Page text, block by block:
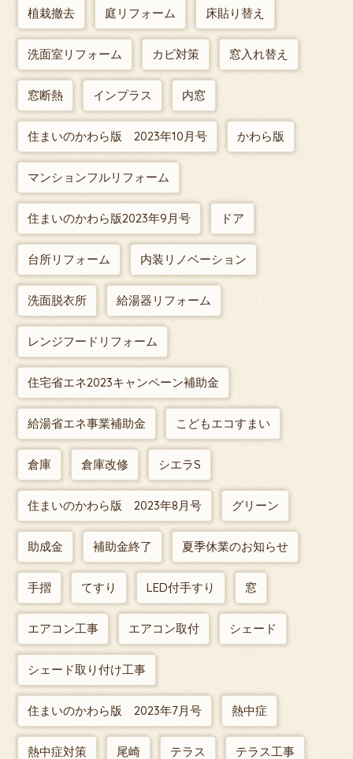
植栽撤去 庭リフォーム 床貼り替え
洗面室リフォーム カビ対策 窓入れ替え
窓断熱 インプラス 内窓
住まいのかわら版 2023年10月号 かわら版
マンションフルリフォーム
住まいのかわら版2023年9月号 ドア
台所リフォーム 内装リノベーション
洗面脱衣所 給湯器リフォーム
レンジフードリフォーム
住宅省エネ2023キャンペーン補助金
給湯省エネ事業補助金 こどもエコすまい
倉庫 倉庫改修 シエラS
住まいのかわら版 2023年8月号 グリーン
助成金 補助金終了 夏季休業のお知らせ
手摺 てすり LED付手すり 窓
エアコン工事 エアコン取付 シェード
シェード取り付け工事
住まいのかわら版 2023年7月号 熱中症
熱中症対策 尾崎 テラス テラス工事